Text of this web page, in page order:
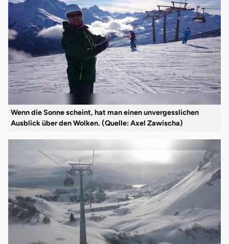
Wenn die Sonne scheint, hat man einen unvergesslichen
Ausblick über den Wolken. (Quelle: Axel Zawischa)